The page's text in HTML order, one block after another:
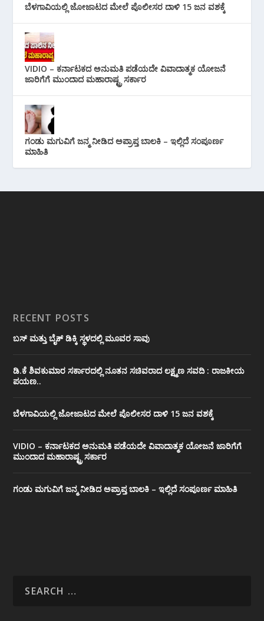
ಬೆಳಗಾವಿಯಲ್ಲಿ ಜೋಜಾಟದ ಮೇಲೆ ಪೊಲೀಸರ ದಾಳಿ 15 ಜನ ವಶಕ್ಕೆ
VIDIO – ಕರ್ನಾಟಕದ ಅನುಮತಿ ಪಡೆಯದೇ ವಿವಾದಾತ್ಮಕ ಯೋಜನೆ
ಜಾರಿಗೆಗೆ ಮುಂದಾದ ಮಹಾರಾಷ್ಟ್ರ ಸರ್ಕಾರ
ಗಂಡು ಮಗುವಿಗೆ ಜನ್ಮ ನೀಡಿದ ಅಪ್ರಾಪ್ತ ಬಾಲಕಿ – ಇಲ್ಲಿದೆ ಸಂಪೂರ್ಣ
ಮಾಹಿತಿ
RECENT POSTS
ಬಸ್ ಮತ್ತು ಬೈಕ್ ಡಿಕ್ಕಿ ಸ್ಥಳದಲ್ಲಿ ಮೂವರ ಸಾವು
ಡಿ.ಕೆ ಶಿವಕುಮಾರ ಸರ್ಕಾರದಲ್ಲಿ ನೂತನ ಸಚಿವರಾದ ಲಕ್ಷ್ಮಣ ಸವದಿ : ರಾಜಕೀಯ
ಪಯಣ..
ಬೆಳಗಾವಿಯಲ್ಲಿ ಜೋಜಾಟದ ಮೇಲೆ ಪೊಲೀಸರ ದಾಳಿ 15 ಜನ ವಶಕ್ಕೆ
VIDIO – ಕರ್ನಾಟಕದ ಅನುಮತಿ ಪಡೆಯದೇ ವಿವಾದಾತ್ಮಕ ಯೋಜನೆ ಜಾರಿಗೆಗೆ
ಮುಂದಾದ ಮಹಾರಾಷ್ಟ್ರ ಸರ್ಕಾರ
ಗಂಡು ಮಗುವಿಗೆ ಜನ್ಮ ನೀಡಿದ ಅಪ್ರಾಪ್ತ ಬಾಲಕಿ – ಇಲ್ಲಿದೆ ಸಂಪೂರ್ಣ ಮಾಹಿತಿ